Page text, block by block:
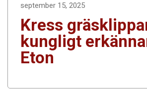
september 15, 2025
Kress
kungligt
Eton